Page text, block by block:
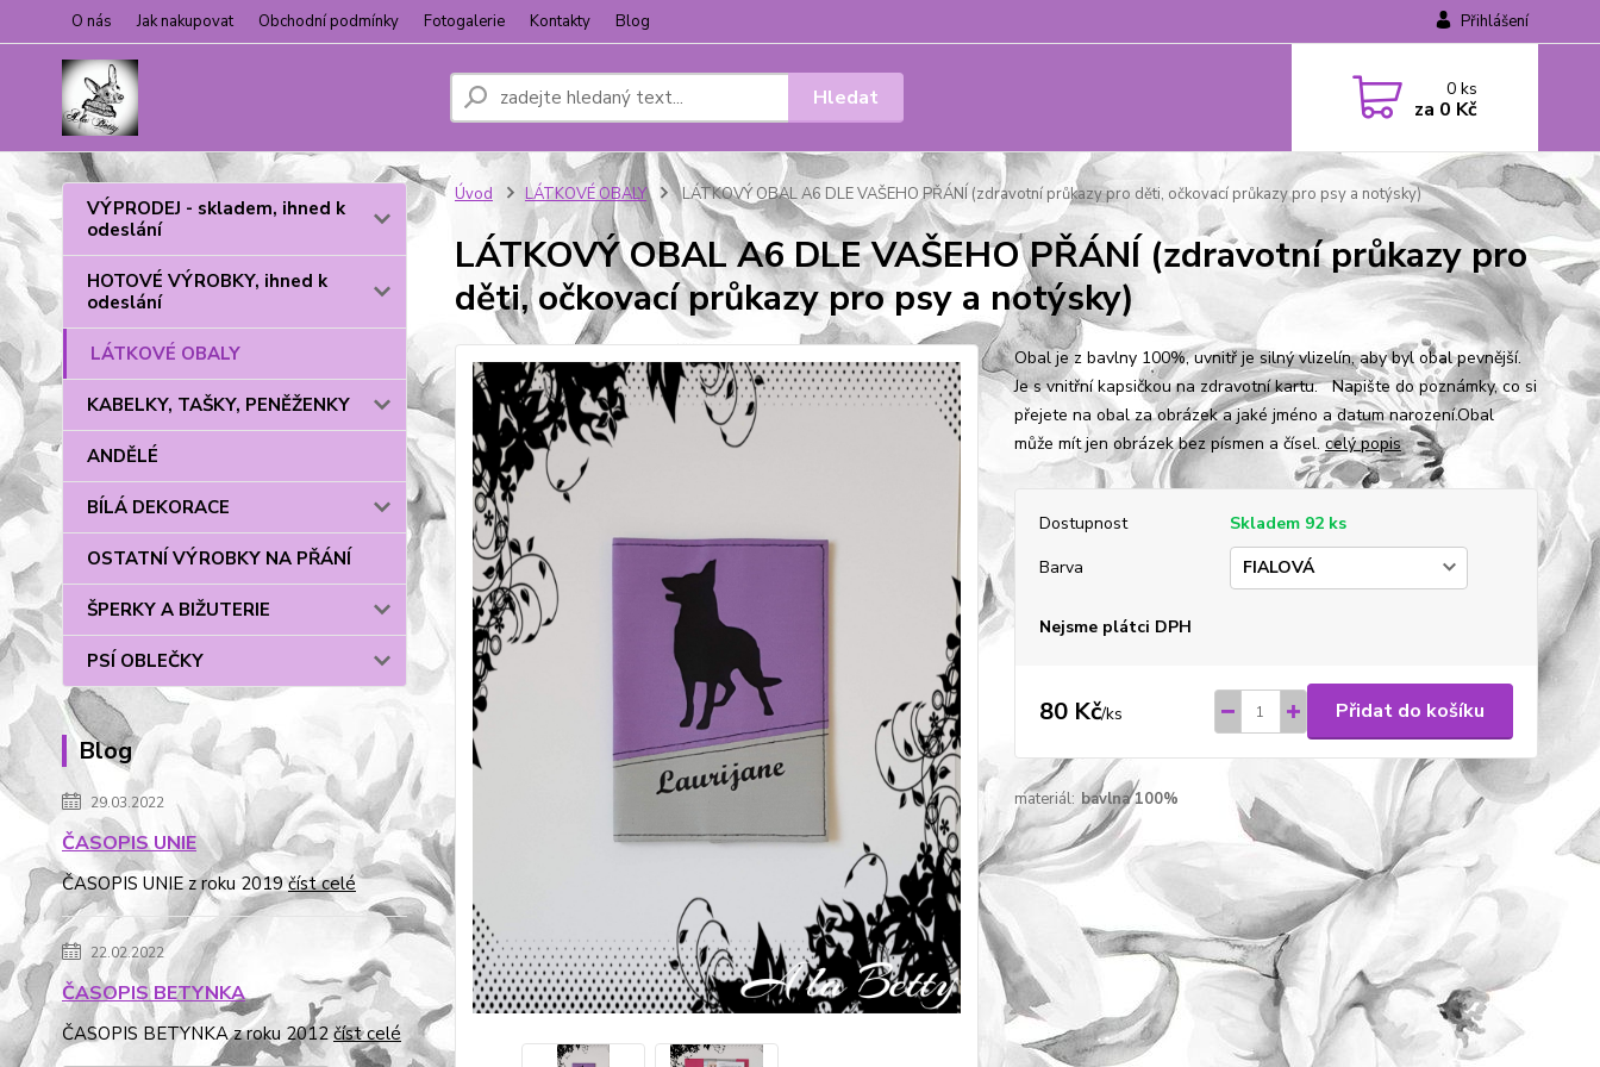
O nás Jak nakupovat Obchodní podmínky Fotogalerie Kontakty Blog Přihlášení
Hledat 0ks
za 0 Kč
VÝPRODEJ - skladem, ihned k
odeslání
HOTOVÉ VÝROBKY, ihned k
odeslání
LÁTKOVÉ OBALY
KABELKY, TAŠKY, PENĚŽENKY
ANDĚLÉ
BÍLÁ DEKORACE
OSTATNÍ VÝROBKY NA PŘÁNÍ
ŠPERKY A BIŽUTERIE
PSÍ OBLEČKY
Blog
29.03.2022
ČASOPIS UNIE
ČASOPIS UNIE z roku 2019číst celé
22.02.2022
ČASOPIS BETYNKA
ČASOPIS BETYNKA z roku 2012číst celé
Úvod LÁTKOVÉ OBALY LÁTKOVÝ OBAL A6 DLE VAŠEHO PŘÁNÍ (zdravotní průkazy pro děti, očkovací průkazy pro psy a notýsky)
LÁTKOVÝ OBAL A6 DLE VAŠEHO PŘÁNÍ (zdravotní průkazy pro
děti, očkovací průkazy pro psy a notýsky)
Obal je z bavlny 100%, uvnitř je silný vlizelín, aby byl obal pevnější.
Je s vnitřní kapsičkou na zdravotní kartu. Napište do poznámky, co si
přejete na obal za obrázek a jaké jméno a datum narození.Obal
může mít jen obrázek bez písmen a čísel. celý popis
Dostupnost
Skladem 92 ks
Barva
Nejsme plátci DPH
80 Kč/ks Přidat do košíku
materiál: bavlna 100%